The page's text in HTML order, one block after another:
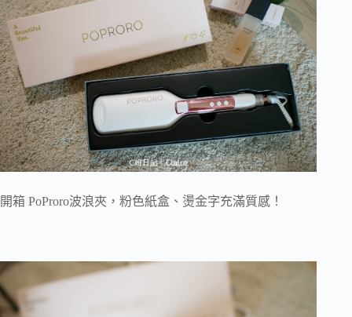
開箱 PoProro波浪夾，粉色紙盒、燙金字充滿質感！